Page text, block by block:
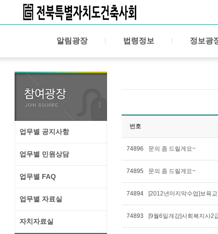
알림광장 법령정보 정보광
업무별 공지사항
업무별 민원상담
업무별 FAQ
업무별 자료실
자치자료실
번호
74896 문의 좀 드릴게요~
74895 문의 좀 드릴게요~
74894 [2012년마지막수업]보육
74893 [9월6일개강]사회복지사2